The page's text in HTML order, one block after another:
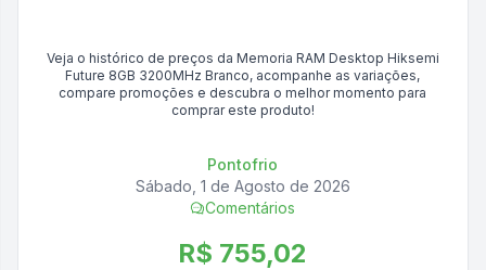
Veja o histórico de preços da Memoria RAM Desktop Hiksemi
Future 8GB 3200MHz Branco, acompanhe as variações,
compare promoções e descubra o melhor momento para
comprar este produto!
Pontofrio
Sábado, 1 de Agosto de 2026
Comentários
R$ 755,02